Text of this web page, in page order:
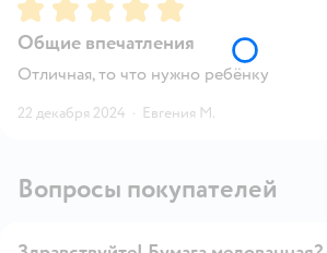
Общие впечатления
Отличная, то что нужно ребёнку
22 декабря 2024 · Евгения М.
Вопросы покупателей